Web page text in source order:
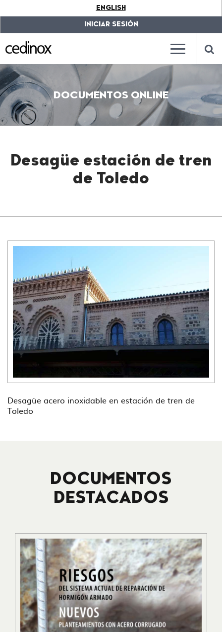
label.access.jump.content???
???
label.access.jump.header???
label.access.jump.footer???
???
label.access.jump.menu???
ENGLISH
INICIAR SESIÓN
???
???
DOCUMENTOS ONLINE
Desagüe estación de tren
de Toledo
Desagüe acero inoxidable en estación de tren de
Toledo
DOCUMENTOS
DESTACADOS